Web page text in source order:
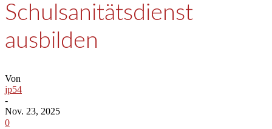
Schulsanitätsdienst
ausbilden
Von
jp54
-
Nov. 23, 2025
0